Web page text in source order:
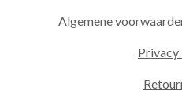
Algemene
Privacy